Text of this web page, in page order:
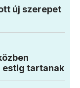
új szerepet
estig tartanak